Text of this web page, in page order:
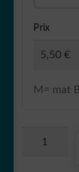
Prix
M= mat